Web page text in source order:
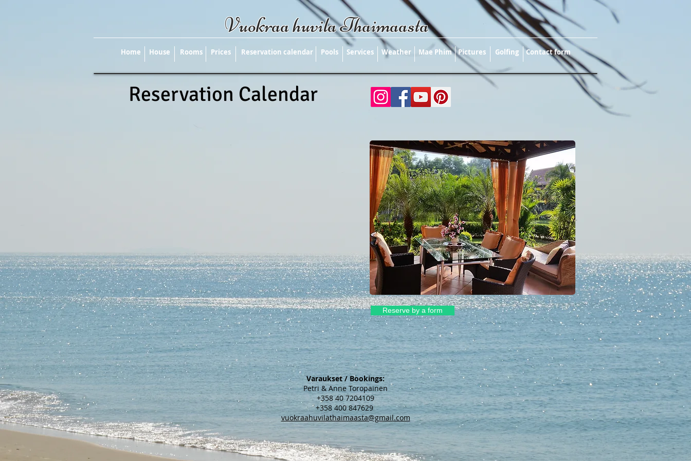
Vuokraa huvila Thaimaasta
Home House Rooms Prices Reservation calendar Pools Services Weather Mae Phim Pictures Golfing Contact form
Reservation Calendar
Reserve by a form
Varaukset / Bookings:
Petri & Anne Toropainen
+358 40 7204109
+358 400 847629
vuokraahuvilathaimaasta@gmail.com